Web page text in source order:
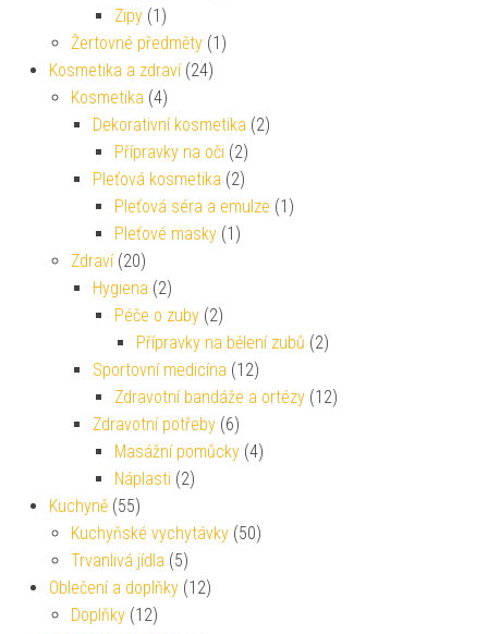
Zipy (1)
Žertovné předměty (1)
Kosmetika a zdraví (24)
Kosmetika (4)
Dekorativní kosmetika (2)
Přípravky na oči (2)
Pleťová kosmetika (2)
Pleťová séra a emulze (1)
Pleťové masky (1)
Zdraví (20)
Hygiena (2)
Péče o zuby (2)
Přípravky na bělení zubů (2)
Sportovní medicína (12)
Zdravotní bandáže a ortézy (12)
Zdravotní potřeby (6)
Masážní pomůcky (4)
Náplasti (2)
Kuchyně (55)
Kuchyňské vychytávky (50)
Trvanlivá jídla (5)
Oblečení a doplňky (12)
Doplňky (12)